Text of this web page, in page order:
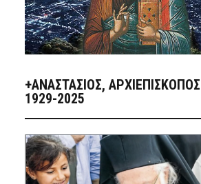
+ΑΝΑΣΤΆΣΙΟΣ,
1929-2025